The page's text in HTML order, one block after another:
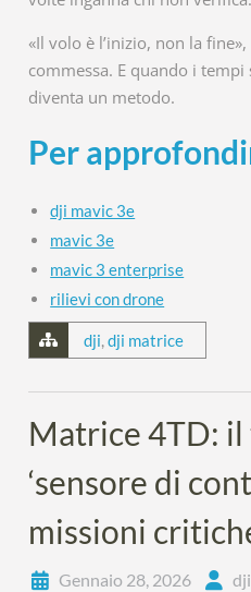
«Il volo è l’inizio, non la
commessa. E quando i
diventa un metodo.
Per
dji mavic 3e
mavic 3e
mavic 3 enterprise
rilievi con drone
dji,dji matrice
Matrice 4TD:
‘sensore di
missioni
Gennaio 28, 2026 dji